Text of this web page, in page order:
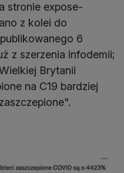
stronie expose-
z kolei do
6
z szerzenia infodemii;
Brytanii
na C19 bardziej